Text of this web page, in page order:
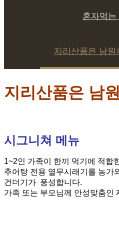
혼자먹
지리산품은 남원
지리산품은 남
시그니쳐 메뉴
1~2인 가족이 한끼 먹기에 적합
추어탕 전용 열무시래기를 농가
건더기가 풍성합니다.
가족 또는 부모님께 안성맞춤인